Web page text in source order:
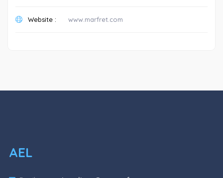
Website : www.marfret.com
AEL